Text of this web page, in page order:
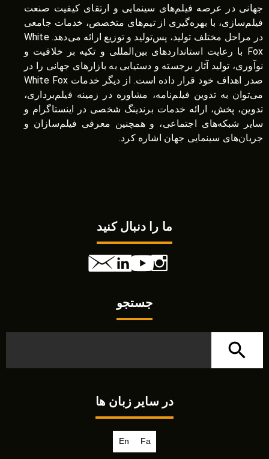
جهانی در عرصه فیلم‌های سینمایی و ارتقای کیفیت صنعت
فیلم‌سازی، با بهره‌گیری از تیم‌های متخصص، خدمات جامعی
در مراحل مختلف تولید، پس‌تولید و توزیع ارائه می‌دهد. White
Fox با رعایت استانداردهای بین‌المللی و تکیه بر خلاقیت و
نوآوری، تولید آثار برجسته و دستیابی به بازارهای جهانی را در
صدر اهداف خود قرار داده است. از دیگر خدمات White Fox
می‌توان به تدوین فیلم‌نامه، مشاوره در زمینه فیلم‌برداری،
تدوین، پخش، ارائه خدمات برندینگ شخصی در اینستاگرام و
سایر شبکه‌های اجتماعی، و همچنین معرفی فیلم‌سازان و
جریان‌های سینمایی جهان اشاره کرد.
ما را دنبال کنید
جستجو
در سایر زبان ها
Fa
En